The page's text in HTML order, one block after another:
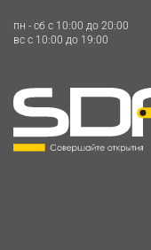
пн - сб c 10:00 до 20:00
вс c 10:00 до 19:00